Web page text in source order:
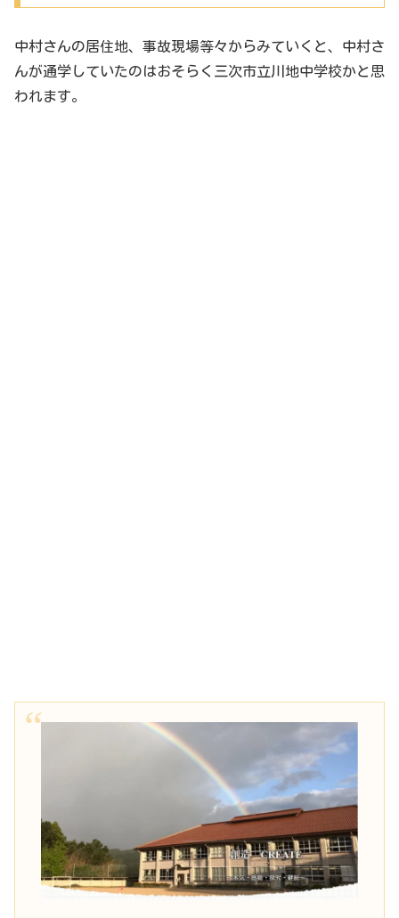
中村さんの居住地、事故現場等々からみていくと、中村さ
んが通学していたのはおそらく三次市立川地中学校かと思
われます。